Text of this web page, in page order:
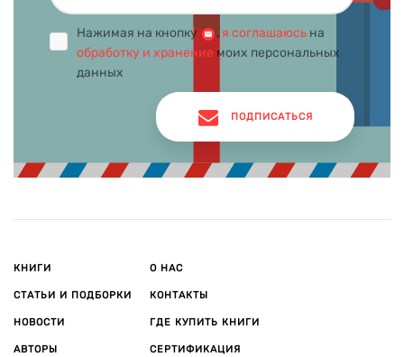
Нажимая на кнопку , я соглашаюсь на
обработку и хранение моих персональных
данных
ПОДПИСАТЬСЯ
КНИГИ
СТАТЬИ И ПОДБОРКИ
НОВОСТИ
АВТОРЫ
О НАС
КОНТАКТЫ
ГДЕ КУПИТЬ КНИГИ
СЕРТИФИКАЦИЯ